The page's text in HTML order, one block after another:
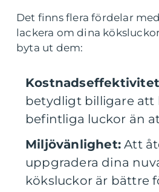
Det finns flera fördelar
lackera om dina
byta ut dem:
betydligt billigare att
befintliga luckor än
Miljövänlighet: Att
uppgradera dina
köksluckor är bättre